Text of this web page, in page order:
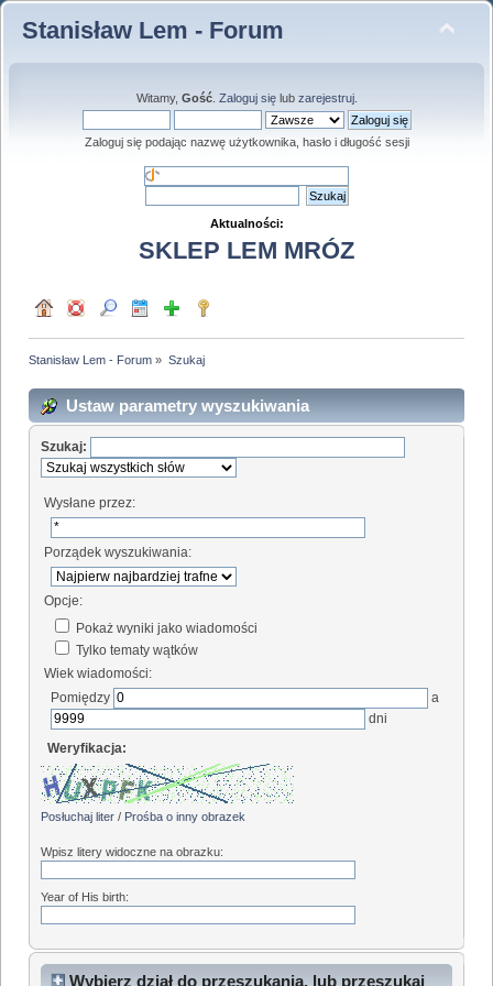
Stanisław Lem - Forum
Witamy, Gość. Zaloguj sięlub zarejestruj.
Zaloguj się podając nazwę użytkownika, hasło i długość sesji
Aktualności:
SKLEP LEM MRÓZ
Stanisław Lem - Forum » Szukaj
Ustaw parametry wyszukiwania
Szukaj:
Wysłane przez:
Porządek wyszukiwania:
Opcje:
Pokaż wyniki jako wiadomości
Tylko tematy wątków
Wiek wiadomości:
Pomiędzy
a
dni
Weryfikacja:
Posłuchaj liter / Prośba o inny obrazek
Wpisz litery widoczne na obrazku:
Year of His birth:
Wybierz dział do przeszukania, lub przeszukaj